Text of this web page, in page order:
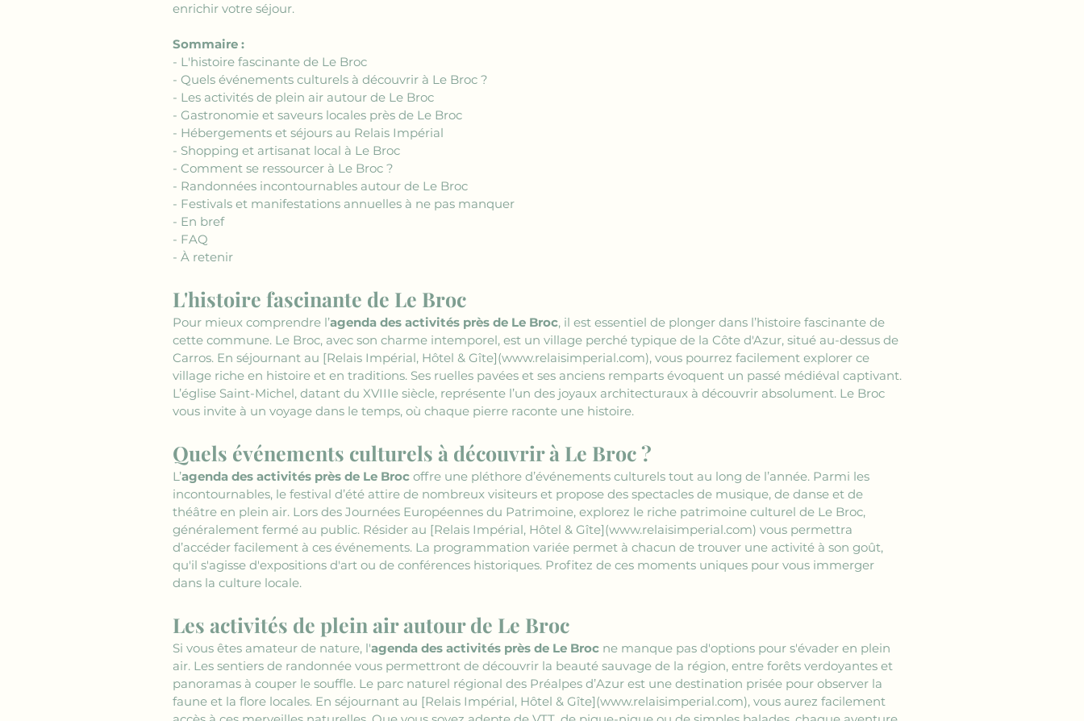
enrichir votre séjour.
Sommaire :
- L'histoire fascinante de Le Broc
- Quels événements culturels à découvrir à Le Broc ?
- Les activités de plein air autour de Le Broc
- Gastronomie et saveurs locales près de Le Broc
- Hébergements et séjours au Relais Impérial
- Shopping et artisanat local à Le Broc
- Comment se ressourcer à Le Broc ?
- Randonnées incontournables autour de Le Broc
- Festivals et manifestations annuelles à ne pas manquer
- En bref
- FAQ
- À retenir
L'histoire fascinante de Le Broc
Pour mieux comprendre l’agenda des activités près de Le Broc, il est essentiel de plonger dans l’histoire fascinante de
cette commune. Le Broc, avec son charme intemporel, est un village perché typique de la Côte d'Azur, situé au-dessus de
Carros. En séjournant au [Relais Impérial, Hôtel & Gîte](www.relaisimperial.com), vous pourrez facilement explorer ce
village riche en histoire et en traditions. Ses ruelles pavées et ses anciens remparts évoquent un passé médiéval captivant.
L’église Saint-Michel, datant du XVIIIe siècle, représente l’un des joyaux architecturaux à découvrir absolument. Le Broc
vous invite à un voyage dans le temps, où chaque pierre raconte une histoire.
Quels événements culturels à découvrir à Le Broc ?
L’agenda des activités près de Le Broc offre une pléthore d’événements culturels tout au long de l’année. Parmi les
incontournables, le festival d’été attire de nombreux visiteurs et propose des spectacles de musique, de danse et de
théâtre en plein air. Lors des Journées Européennes du Patrimoine, explorez le riche patrimoine culturel de Le Broc,
généralement fermé au public. Résider au [Relais Impérial, Hôtel & Gîte](www.relaisimperial.com) vous permettra
d’accéder facilement à ces événements. La programmation variée permet à chacun de trouver une activité à son goût,
qu'il s'agisse d'expositions d'art ou de conférences historiques. Profitez de ces moments uniques pour vous immerger
dans la culture locale.
Les activités de plein air autour de Le Broc
Si vous êtes amateur de nature, l'agenda des activités près de Le Broc ne manque pas d'options pour s'évader en plein
air. Les sentiers de randonnée vous permettront de découvrir la beauté sauvage de la région, entre forêts verdoyantes et
panoramas à couper le souffle. Le parc naturel régional des Préalpes d’Azur est une destination prisée pour observer la
faune et la flore locales. En séjournant au [Relais Impérial, Hôtel & Gîte](www.relaisimperial.com), vous aurez facilement